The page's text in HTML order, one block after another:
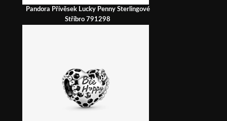
Pandora Přívěsek Lucky Penny Sterlingové
Stříbro 791298